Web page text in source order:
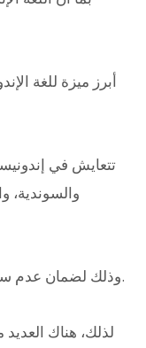
أبرز ميزة للغة
والسوندية،
وذلك لضمان عدم سيطرة لغة معينة (وعرق معين) على البلاد.
لذلك، هناك